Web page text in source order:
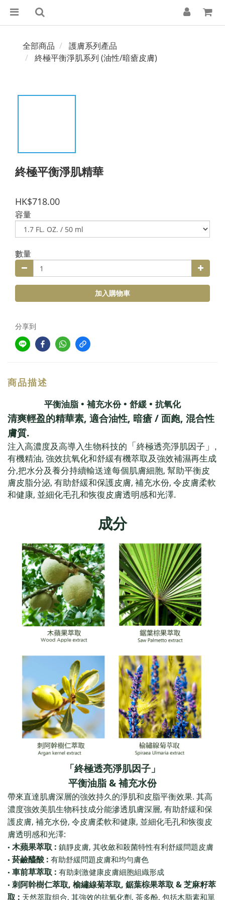
全部商品
護膚系列產品
終極平衡淨肌系列 (油性/暗瘡皮膚)
終極平衡淨肌精華
HK$718.00
容量
數量
加入購物車
分享到
商品描述
平衡油脂 • 補充水份• 舒緩 • 抗氧化
清爽輕盈的精華素, 適合油性, 暗瘡 / 面皰, 混合性
膚質.
注入高濃度及高導入生物科技的 「 終極透亮淨肌因子 」
,
有機精油, 強效抗氧化和舒緩有機萃取及強效補濕再生成
分,把水分及養分持續輸送達每個肌膚細胞, 幫助平衡皮
膚皮脂分泌, 有助舒緩和保護皮膚, 補充水份, 令皮膚柔軟
和健康, 並細化毛孔和恢復皮膚透明感和光澤.
成分
「終極透亮淨肌因子」
平衡油脂 & 補充水份
帶來直達肌膚深層的強效持久的淨肌和皮脂平衡效果. 其高
濃度強效美肌生物科技成分能滲透肌膚深層, 有助舒緩和保
護皮膚, 補充水份, 令皮膚柔軟和健康, 並細化毛孔和恢復皮
膚透明感和光澤:
• 木蘋果萃取 : 鎮靜皮膚, 其收斂和殺菌特性有利舒緩問題皮膚
• 菸鹼醯酸 : 有助舒緩問題皮膚和均勻膚色
• 車前草萃取 : 有助刺激健康皮膚細胞組織形成
• 刺阿幹樹仁萃取, 榆繡線菊萃取, 鋸葉棕果萃取 & 芝麻籽萃
取 : 天然萃取组合, 其強效的抗氧化劑 , 茶多酚, 包括木脂素和單